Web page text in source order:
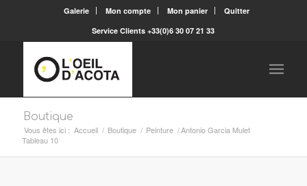
Galerie Mon compte Mon panier
Quitter
Service Clients +33(0)6 30 07 21 33
Boutique
Vous êtes ici : Accueil / Boutique / Peinture /Antonio Garcia Mulet
Tableau 10